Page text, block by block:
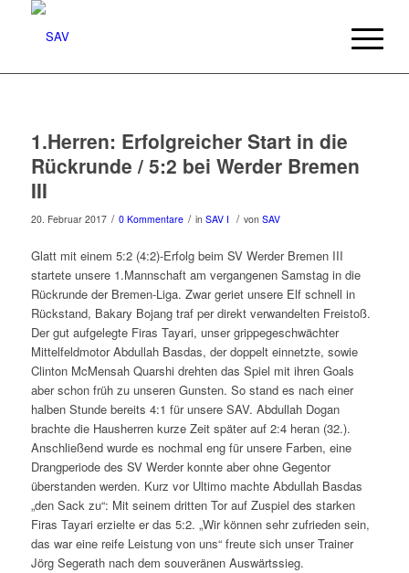
1.Herren: Erfolgreicher Start in die
Rückrunde / 5:2 bei Werder Bremen
III
20. Februar 2017 / 0 Kommentare / in SAV I / von SAV
Glatt mit einem 5:2 (4:2)-Erfolg beim SV Werder Bremen III
startete unsere 1.Mannschaft am vergangenen Samstag in die
Rückrunde der Bremen-Liga. Zwar geriet unsere Elf schnell in
Rückstand, Bakary Bojang traf per direkt verwandelten Freistoß.
Der gut aufgelegte Firas Tayari, unser grippegeschwächter
Mittelfeldmotor Abdullah Basdas, der doppelt einnetzte, sowie
Clinton McMensah Quarshi drehten das Spiel mit ihren Goals
aber schon früh zu unseren Gunsten. So stand es nach einer
halben Stunde bereits 4:1 für unsere SAV. Abdullah Dogan
brachte die Hausherren kurze Zeit später auf 2:4 heran (32.).
Anschließend wurde es nochmal eng für unsere Farben, eine
Drangperiode des SV Werder konnte aber ohne Gegentor
überstanden werden. Kurz vor Ultimo machte Abdullah Basdas
„den Sack zu“: Mit seinem dritten Tor auf Zuspiel des starken
Firas Tayari erzielte er das 5:2. „Wir können sehr zufrieden sein,
das war eine reife Leistung von uns“ freute sich unser Trainer
Jörg Segerath nach dem souveränen Auswärtssieg.